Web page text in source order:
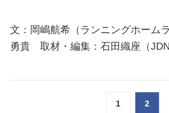
文：岡嶋航希（ランニングホー
勇貴 取材・編集：石田織座（JDN
1 2